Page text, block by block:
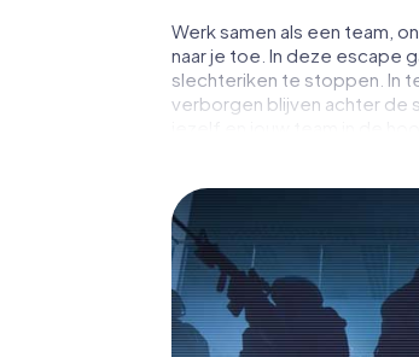
Werk samen als een team,
naar je toe. In deze escape
slechteriken te stoppen. In
verborgen blijven achter de
jezelf en jouw team in de
verander Sonthofen in een